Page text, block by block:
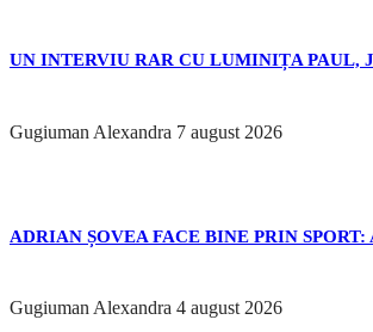
UN INTERVIU RAR CU LUMINIȚA PAUL,
Gugiuman Alexandra 7 august 2026
ADRIAN ȘOVEA FACE BINE PRIN
Gugiuman Alexandra 4 august 2026